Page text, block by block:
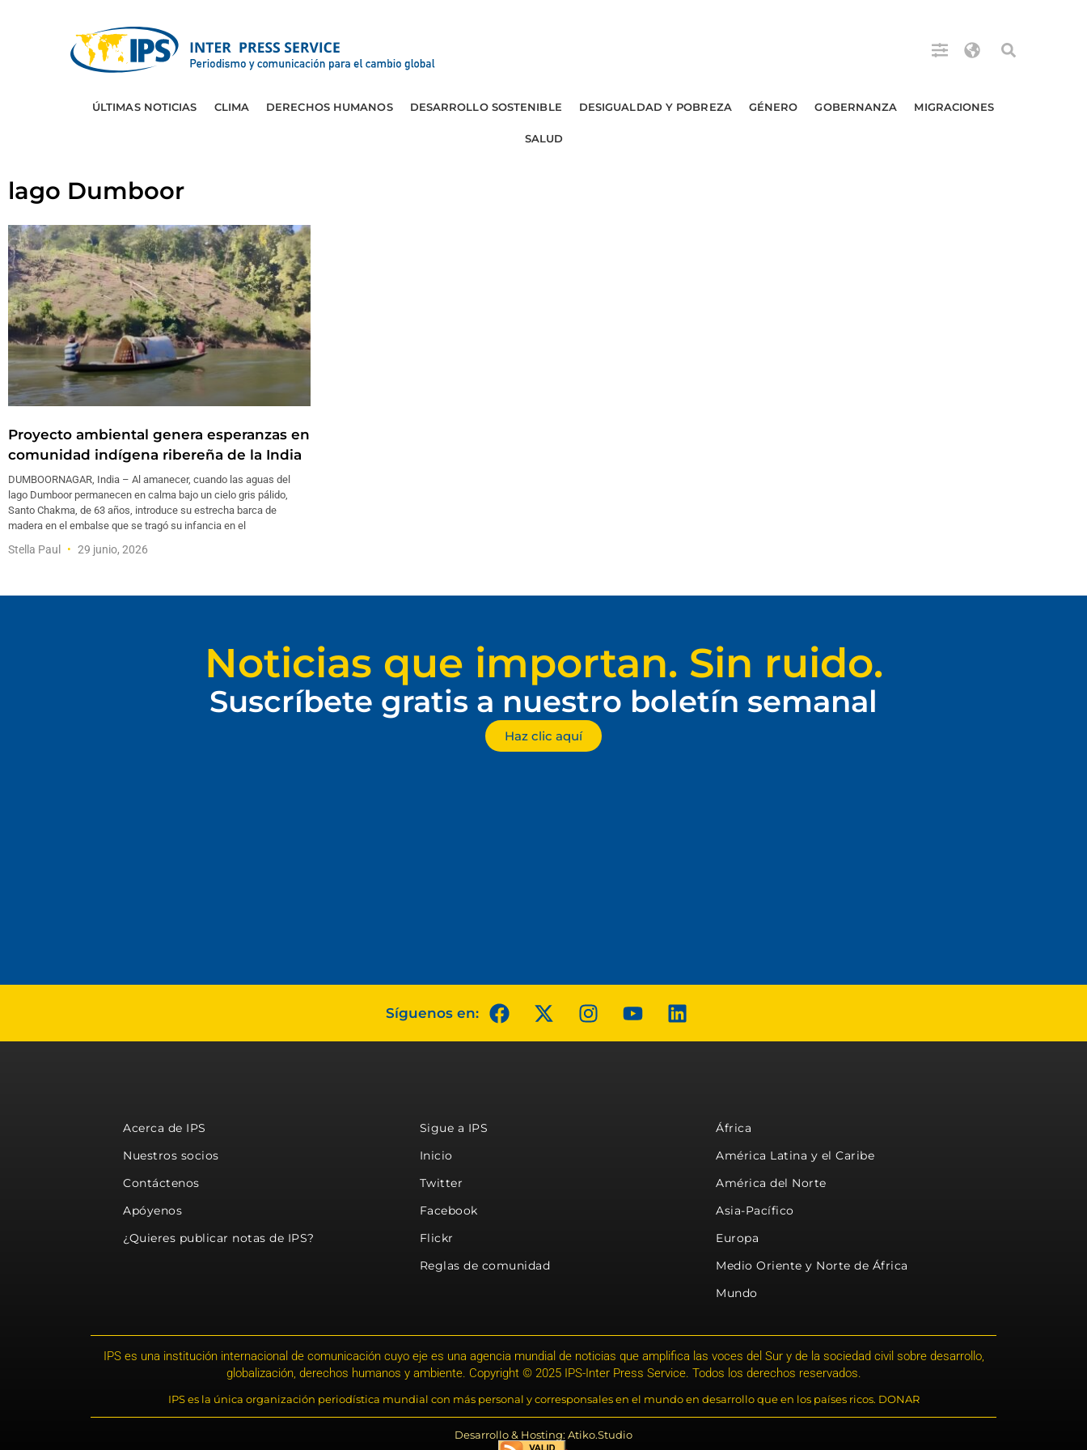
ÚLTIMAS NOTICIAS CLIMA DERECHOS HUMANOS DESARROLLO SOSTENIBLE DESIGUALDAD Y POBREZA GÉNERO GOBERNANZA MIGRACIONES
SALUD
lago Dumboor
Proyecto ambiental genera esperanzas en
comunidad indígena ribereña de la India
DUMBOORNAGAR, India – Al amanecer, cuando las aguas del
lago Dumboor permanecen en calma bajo un cielo gris pálido,
Santo Chakma, de 63 años, introduce su estrecha barca de
madera en el embalse que se tragó su infancia en el
Stella Paul 29 junio, 2026
Noticias que importan. Sin ruido.
Suscríbete gratis a nuestro boletín semanal
Haz clic aquí
Síguenos en:
Acerca de IPS
Nuestros socios
Contáctenos
Apóyenos
¿Quieres publicar notas de IPS?
Sigue a IPS
Inicio
Twitter
Facebook
Flickr
Reglas de comunidad
África
América Latina y el Caribe
América del Norte
Asia-Pacífico
Europa
Medio Oriente y Norte de África
Mundo
IPS es una institución internacional de comunicación cuyo eje es una agencia mundial de noticias que amplifica las voces del Sur y de la sociedad civil sobre desarrollo,
globalización, derechos humanos y ambiente. Copyright © 2025 IPS-Inter Press Service. Todos los derechos reservados.
IPS es la única organización periodística mundial con más personal y corresponsales en el mundo en desarrollo que en los países ricos. DONAR
Desarrollo & Hosting: Atiko.Studio